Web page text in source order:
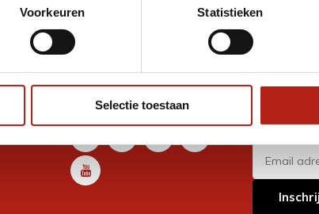
Voorkeuren Statistieken
Selectie toestaan
Eenvoudig ruilen of retour
Volg ons